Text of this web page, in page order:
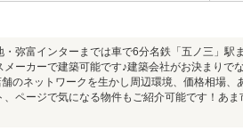
・弥富インターまでは車で6分名鉄「五ノ三」
メーカーで建築可能です♪建築会社がお決まり
のネットワークを生かし周辺環境、価格相場
、ページで気になる物件もご紹介可能です！あ